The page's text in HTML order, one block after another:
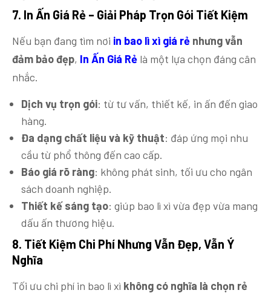
7. In Ấn Giá Rẻ – Giải Pháp Trọn Gói Tiết Kiệm
Nếu bạn đang tìm nơi in bao lì xì giá rẻ nhưng vẫn
đảm bảo đẹp, In Ấn Giá Rẻ là một lựa chọn đáng cân
nhắc.
Dịch vụ trọn gói: từ tư vấn, thiết kế, in ấn đến giao
hàng.
Đa dạng chất liệu và kỹ thuật: đáp ứng mọi nhu
cầu từ phổ thông đến cao cấp.
Báo giá rõ ràng: không phát sinh, tối ưu cho ngân
sách doanh nghiệp.
Thiết kế sáng tạo: giúp bao lì xì vừa đẹp vừa mang
dấu ấn thương hiệu.
8. Tiết Kiệm Chi Phí Nhưng Vẫn Đẹp, Vẫn Ý
Nghĩa
Tối ưu chi phí in bao lì xì không có nghĩa là chọn rẻ